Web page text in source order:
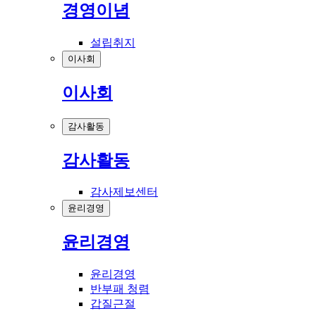
경영이념
설립취지
이사회
이사회
감사활동
감사활동
감사제보센터
윤리경영
윤리경영
윤리경영
반부패 청렴
갑질근절